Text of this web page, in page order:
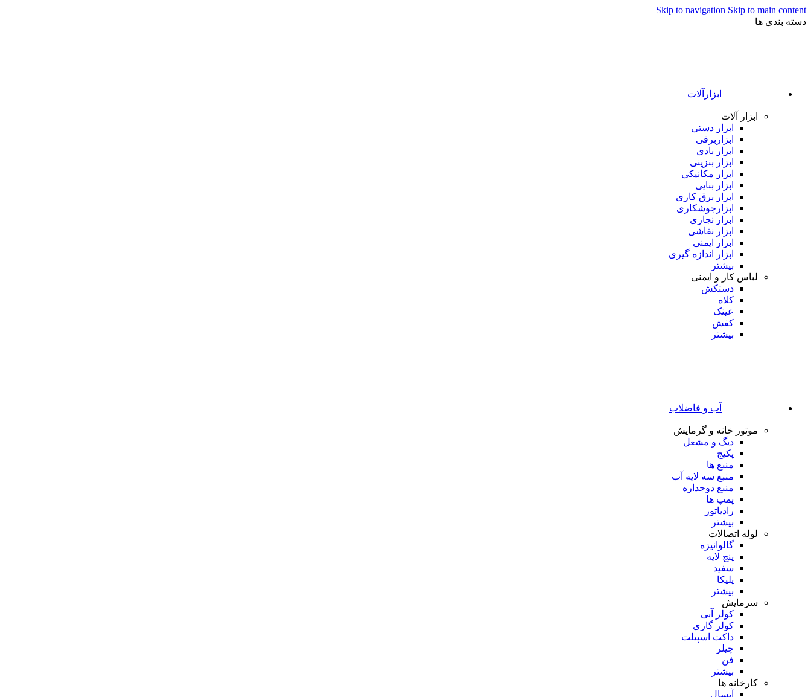
Skip to navigation Skip to main content
دسته بندی ها
ابزارآلات
ابزار آلات
ابزار دستی
ابزاربرقی
ابزار بادی
ابزار بنزینی
ابزار مکانیکی
ابزار بنایی
ابزار برق کاری
ابزارجوشکاری
ابزار نجاری
ابزار نقاشی
ابزار ایمنی
ابزار اندازه گیری
بیشتر
لباس کار و ایمنی
دستکش
کلاه
عینک
کفش
بیشتر
آب و فاضلاب
موتور خانه و گرمایش
دیگ و مشعل
پکیج
منبع ها
منبع سه لایه آب
منبع دوجداره
پمپ ها
رادیاتور
بیشتر
لوله اتصالات
گالوانیزه
پنج لایه
سفید
پلیکا
بیشتر
سرمایش
کولر آبی
کولر گازی
داکت اسپیلت
چیلر
فن
بیشتر
کارخانه ها
آبسال